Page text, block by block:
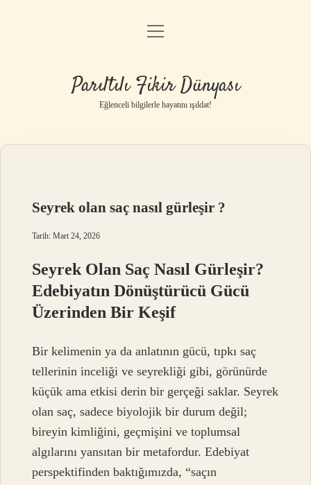
Anasayfa
Yasal Uyarı
menüyü
Parıltılı Fikir Dünyası
Eğlenceli bilgilerle hayatını ışıldat!
Seyrek olan saç nasıl gürleşir ?
Tarih: Mart 24, 2026
Seyrek Olan Saç Nasıl Gürleşir?
Edebiyatın Dönüştürücü Gücü
Üzerinden Bir Keşif
Bir kelimenin ya da anlatının gücü, tıpkı saç
tellerinin inceliği ve seyrekliği gibi, görünürde
küçük ama etkisi derin bir gerçeği saklar. Seyrek
olan saç, sadece biyolojik bir durum değil;
bireyin kimliğini, geçmişini ve toplumsal
algılarını yansıtan bir metafordur. Edebiyat
perspektifinden baktığımızda, “saçın